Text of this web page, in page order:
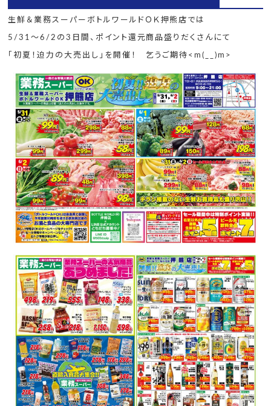
生鮮＆業務スーパーボトルワールドＯＫ押熊店では
5/31～6/2の3日間、ポイント還元商品盛りだくさんにて
「初夏！迫力の大売出し」を開催！ 乞うご期待<m(__)m>